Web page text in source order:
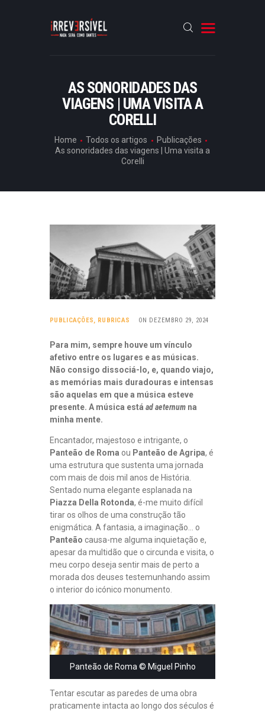
AS SONORIDADES DAS
VIAGENS | UMA VISITA A
CORELLI
Home Todos os artigos
Publicações
As sonoridades das viagens | Uma visita a
Corelli
HOME
CRÓNICAS
ENTREVISTAS
RUBRICAS
PUBLICAÇÕES, RUBRICAS ON DEZEMBRO 29, 2024
Para mim, sempre houve um vínculo
afetivo entre os lugares e as músicas.
Não consigo dissociá-lo, e, quando viajo,
as memórias mais duradouras e intensas
são aquelas em que a música esteve
presente. A música está ad aeternum na
minha mente.
Encantador, majestoso e intrigante, o
Panteão de Roma ou Panteão de Agripa, é
uma estrutura que sustenta uma jornada
com mais de dois mil anos de História.
Sentado numa elegante esplanada na
Piazza Della Rotonda, é-me muito difícil
tirar os olhos de uma construção tão
enigmática. A fantasia, a imaginação… o
Panteão causa-me alguma inquietação e,
apesar da multidão que o circunda e visita, o
meu corpo deseja sentir mais de perto a
morada dos deuses testemunhando assim
o interior do icónico monumento.
Panteão de Roma © Miguel Pinho
Tentar escutar as paredes de uma obra
praticamente intacta ao longo dos séculos é